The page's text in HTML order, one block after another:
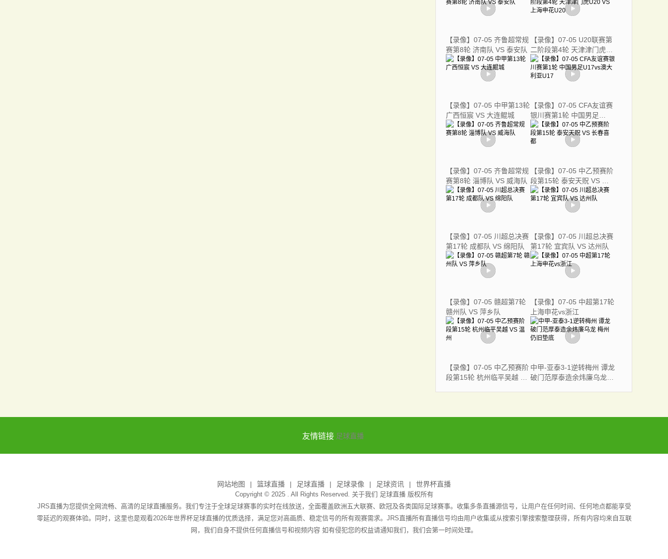
【录像】07-05 齐鲁超常规
赛第8轮 济南队 VS 泰安队
【录像】07-05 U20联赛第
二阶段第4轮 天津津门虎
U20 VS 上海申花U20
【录像】07-05 中甲第13轮
广西恒宸 VS 大连鲲城
【录像】07-05 CFA友谊赛
银川赛第1轮 中国男足
U17vs澳大利亚U17
【录像】07-05 齐鲁超常规
赛第8轮 淄博队 VS 威海队
【录像】07-05 中乙预赛阶
段第15轮 泰安天贶 VS 长
春喜都
【录像】07-05 川超总决赛
第17轮 成都队 VS 绵阳队
【录像】07-05 川超总决赛
第17轮 宜宾队 VS 达州队
【录像】07-05 赣超第7轮
赣州队 VS 萍乡队
【录像】07-05 中超第17轮
上海申花vs浙江
【录像】07-05 中乙预赛阶
段第15轮 杭州临平吴越 VS
中甲-亚泰3-1逆转梅州 谭龙
破门范厚泰造余炜廉乌龙
友情链接 足球直播
网站地图 篮球直播 足球直播 足球录像 足球资讯 世界杯直播
Copyright © 2025 . All Rights Reserved. 关于我们 足球直播版权所有
JRS直播为您提供全网流畅、高清的足球直播服务。我们专注于全球足球赛事的实时在线放送，全面覆盖欧洲五大联赛、欧冠及各类国际足球赛事。收集多条直播源信号，让用户在任何时间、任何地点都能享受
零延迟的观赛体验。同时，这里也是观看2026年世界杯足球直播的优质选择，满足您对高画质、稳定信号的所有观赛需求。JRS直播所有直播信号均由用户收集或从搜索引擎搜索整理获得，所有内容均来自互联
网，我们自身不提供任何直播信号和视频内容 如有侵犯您的权益请通知我们，我们会第一时间处理。